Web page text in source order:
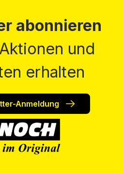
abonnieren
und
erhalten
Anmeldung